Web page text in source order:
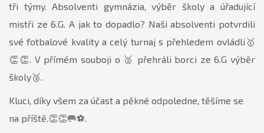
tři týmy. Absolventi gymnázia, výběr školy a úřadující
mistři ze 6.G. A jak to dopadlo? Naši absolventi potvrdili
své fotbalové kvality a celý turnaj s přehledem ovládli🥇
👏👏. V přímém souboji o 🥈 přehráli borci ze 6.G výběr
školy🥉.
Kluci, díky všem za účast a pěkné odpoledne, těšíme se
na příště.👏👏🥅⚽.